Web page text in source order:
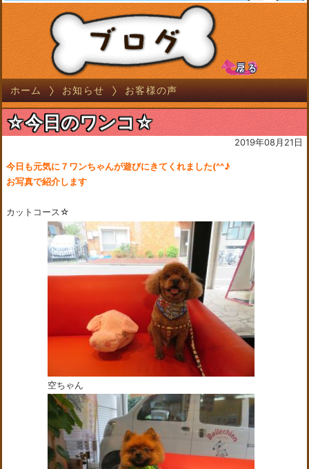
ホーム お知らせ お客様の声
☆今日のワンコ☆
2019年08月21日
今日も元気に７ワンちゃんが遊びにきてくれました(^^♪
お写真で紹介します
カットコース☆
空ちゃん